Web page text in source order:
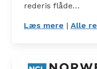
rederis flåde…
Læs mere : MSC
| Alle